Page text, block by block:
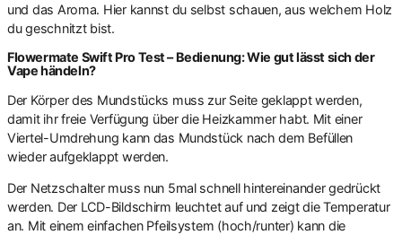
und das Aroma. Hier kannst du selbst schauen, aus welchem Holz
du geschnitzt bist.
Flowermate Swift Pro Test – Bedienung: Wie gut lässt sich der
Vape händeln?
Der Körper des Mundstücks muss zur Seite geklappt werden,
damit ihr freie Verfügung über die Heizkammer habt. Mit einer
Viertel-Umdrehung kann das Mundstück nach dem Befüllen
wieder aufgeklappt werden.
Der Netzschalter muss nun 5mal schnell hintereinander gedrückt
werden. Der LCD-Bildschirm leuchtet auf und zeigt die Temperatur
an. Mit einem einfachen Pfeilsystem (hoch/runter) kann die